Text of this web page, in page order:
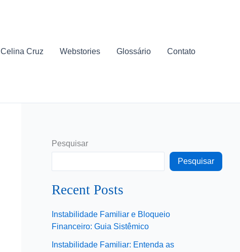
Celina Cruz Webstories Glossário Contato
Pesquisar
Pesquisar
Recent Posts
Instabilidade Familiar e Bloqueio
Financeiro: Guia Sistêmico
Instabilidade Familiar: Entenda as